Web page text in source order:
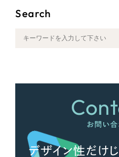
その他
Search
お問い合
デザイン性だけじ